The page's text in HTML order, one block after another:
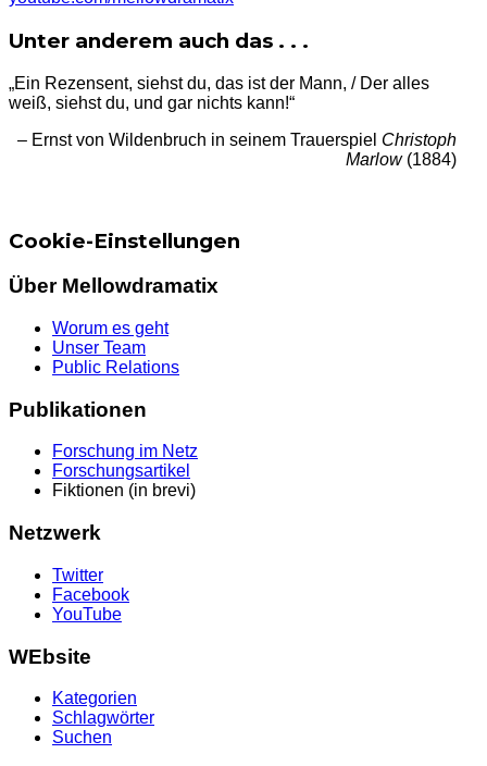
Unter anderem auch das . . .
„Ein Rezensent, siehst du, das ist der Mann, / Der alles
weiß, siehst du, und gar nichts kann!“
– Ernst von Wildenbruch in seinem Trauerspiel Christoph
Marlow(1884)
Cookie-Einstellungen
Über Mellowdramatix
Worum es geht
Unser Team
Public Relations
Publikationen
Forschung im Netz
Forschungsartikel
Fiktionen (in brevi)
Netzwerk
Twitter
Facebook
YouTube
WEbsite
Kategorien
Schlagwörter
Suchen